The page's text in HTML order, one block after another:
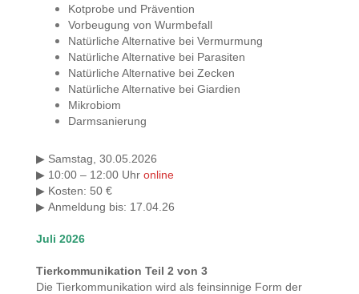
Kotprobe und Prävention
Vorbeugung von Wurmbefall
Natürliche Alternative bei Vermurmung
Natürliche Alternative bei Parasiten
Natürliche Alternative bei Zecken
Natürliche Alternative bei Giardien
Mikrobiom
Darmsanierung
▶ Samstag, 30.05.2026
▶ 10:00 – 12:00 Uhr online
▶ Kosten: 50 €
▶ Anmeldung bis: 17.04.26
Juli 2026
Tierkommunikation Teil 2 von 3
Die Tierkommunikation wird als feinsinnige Form der